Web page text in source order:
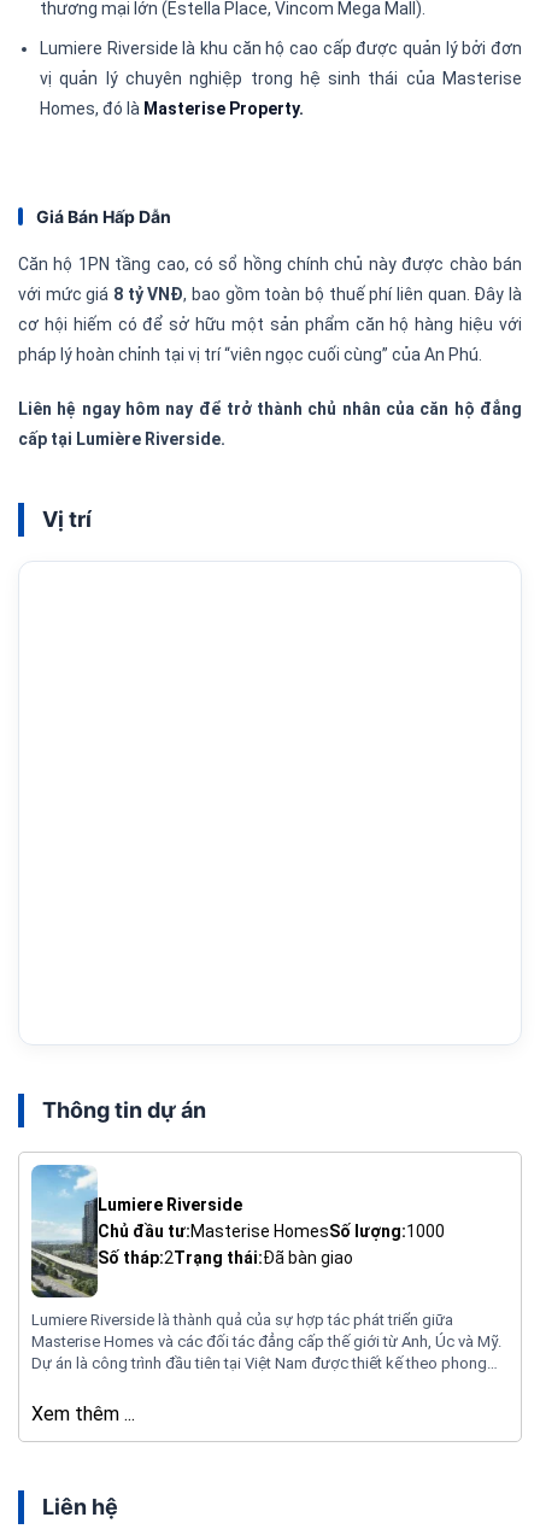
thương mại lớn (Estella Place, Vincom Mega Mall).
Lumiere Riverside là khu căn hộ cao cấp được quản lý bởi đơn
vị quản lý chuyên nghiệp trong hệ sinh thái của Masterise
Homes, đó là Masterise Property.
Giá Bán Hấp Dẫn
Căn hộ 1PN tầng cao, có sổ hồng chính chủ này được chào bán
với mức giá 8 tỷ VNĐ, bao gồm toàn bộ thuế phí liên quan. Đây là
cơ hội hiếm có để sở hữu một sản phẩm căn hộ hàng hiệu với
pháp lý hoàn chỉnh tại vị trí “viên ngọc cuối cùng” của An Phú.
Liên hệ ngay hôm nay để trở thành chủ nhân của căn hộ đẳng
cấp tại Lumière Riverside.
Vị trí
Thông tin dự án
Lumiere Riverside
Chủ đầu tư:Masterise HomesSố lượng:1000
Số tháp:2Trạng thái:Đã bàn giao
Lumiere Riverside là thành quả của sự hợp tác phát triển giữa
Masterise Homes và các đối tác đẳng cấp thế giới từ Anh, Úc và Mỹ.
Dự án là công trình đầu tiên tại Việt Nam được thiết kế theo phong
một phong cách sống sang trọng, tinh tế.
Xem thêm ...
Liên hệ